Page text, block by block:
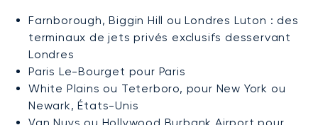
Farnborough, Biggin Hill ou Londres Luton : des
terminaux de jets privés exclusifs desservant
Londres
Paris Le-Bourget pour Paris
White Plains ou Teterboro, pour New York ou
Newark, États-Unis